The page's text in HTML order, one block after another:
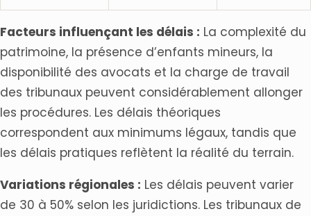
Facteurs influençant les délais : La complexité du
patrimoine, la présence d’enfants mineurs, la
disponibilité des avocats et la charge de travail
des tribunaux peuvent considérablement allonger
les procédures. Les délais théoriques
correspondent aux minimums légaux, tandis que
les délais pratiques reflètent la réalité du terrain.
Variations régionales : Les délais peuvent varier
de 30 à 50% selon les juridictions. Les tribunaux de